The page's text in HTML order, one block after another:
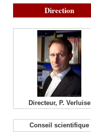
Direction
Directeur, P. Verluise
Conseil scientifique